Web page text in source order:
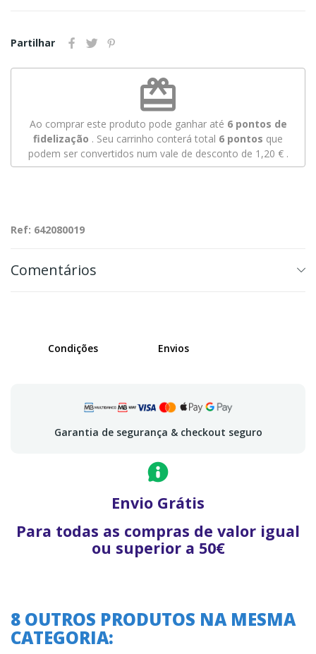
Partilhar
redeem
Ao comprar este produto pode ganhar até 6pontos de
fidelização . Seu carrinho conterá total 6 pontos que
podem ser convertidos num vale de desconto de 1,20 €.
Ref: 642080019
Comentários
Condições Envios
Garantia de segurança & checkout seguro
Envio Grátis
Para todas as compras de valor igual
ou superior a 50€
8 OUTROS PRODUTOS NA MESMA
CATEGORIA:
A oferta termina em: